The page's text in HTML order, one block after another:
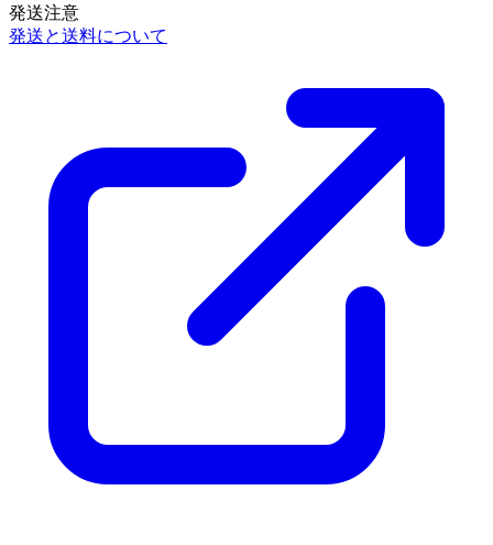
発送注意
発送と送料について